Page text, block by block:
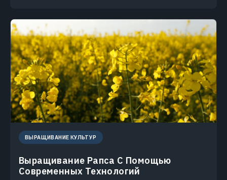
ВЫРАЩИВАНИЕ КУЛЬТУР
Выращивание Рапса С Помощью
Современных Технологий